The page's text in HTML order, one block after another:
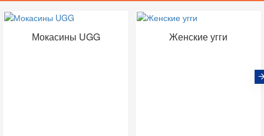
Мокасины UGG Женские угги